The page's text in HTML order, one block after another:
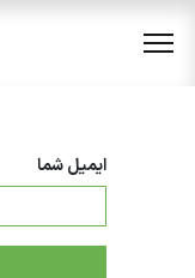
ایمیل شما